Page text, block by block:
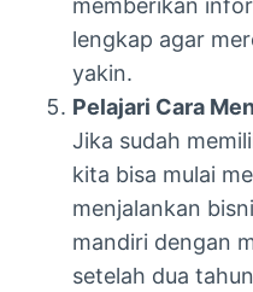
memberikan
lengkap agar
yakin.
Pelajari Cara
Jika sudah
kita bisa mulai
menjalankan
mandiri dengan
setelah dua